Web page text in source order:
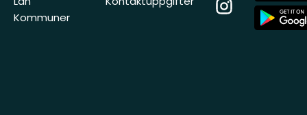
Kommuner
Instagram
App
Store